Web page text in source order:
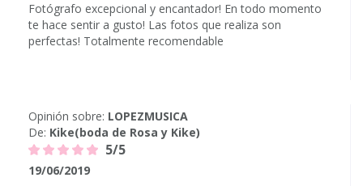
Fotógrafo excepcional y encantador! En todo momento
te hace sentir a gusto! Las fotos que realiza son
perfectas! Totalmente recomendable
Opinión sobre: LOPEZMUSICA
De: Kike(boda de Rosa y Kike)
5/5
19/06/2019